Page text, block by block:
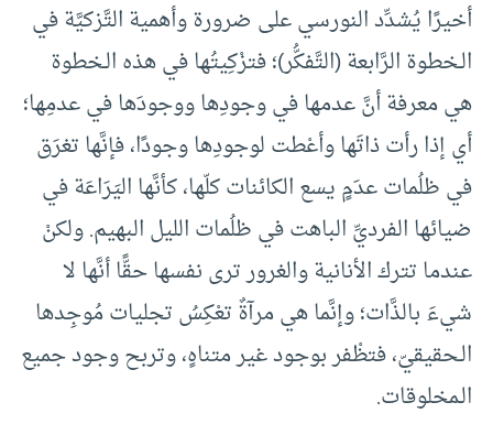
أخيرًا يُشدِّد النورسي على ضرورة وأهمية التَّزكيَّة في
الـخطوة الرَّابعة (التَّفكُّر)؛ فتزْكِيتُها في هذه الـخطوة
هي معرفة أنَّ عدمها في وجودِها ووجودَها في عدمِها؛
أي إذا رأت ذاتَها وأعْطت لوجودِها وجودًا، فإنَّها تغرَق
في ظلُمات عدَمٍ يسع الكائنات كلّها، كأنَّها اليَرَاعَة في
ضيائها الفرديِّ الباهت في ظلُمات الليل البهيم. ولكنْ
عندما تترك الأنانية والغرور ترى نفسها حقًّا أنَّها لا
شيءَ بالذَّات؛ وإنَّما هي مرآةٌ تعْكِسُ تجليات مُوجِدها
الـحقيقيّ، فتظْفر بوجود غير متناهٍ، وتربح وجود جميع
الـمخلوقات.